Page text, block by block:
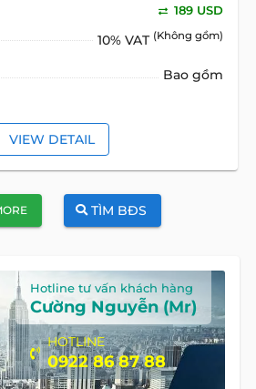
189 USD
10% VAT (Không gồm)
Bao gồm
VIEW DETAIL
TÌM BĐS
Hotline tư vấn khách hàng
Cường Nguyễn (Mr)
HOTLINE
0922 86 87 88